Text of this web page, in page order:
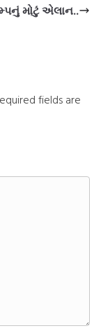
મોટું એલાન..
fields are